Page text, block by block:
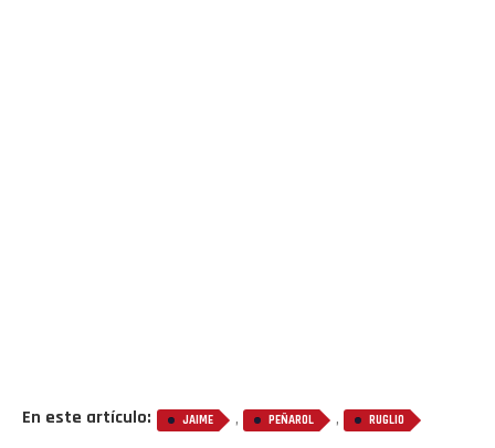
En este artículo: JAIME , PEÑAROL , RUGLIO